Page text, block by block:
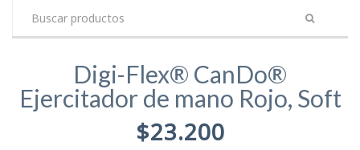
Digi-Flex® CanDo®
Ejercitador de mano Rojo, Soft
$23.200